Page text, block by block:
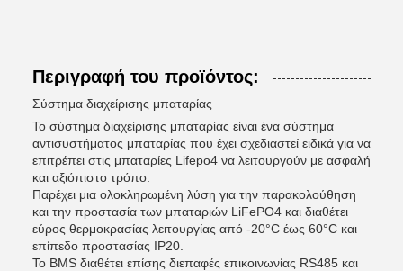
Περιγραφή του προϊόντος:
Σύστημα διαχείρισης μπαταρίας
Το σύστημα διαχείρισης μπαταρίας είναι ένα σύστημα
αντισυστήματος μπαταρίας που έχει σχεδιαστεί ειδικά για να
επιτρέπει στις μπαταρίες Lifepo4 να λειτουργούν με ασφαλή
και αξιόπιστο τρόπο.
Παρέχει μια ολοκληρωμένη λύση για την παρακολούθηση
και την προστασία των μπαταριών LiFePO4 και διαθέτει
εύρος θερμοκρασίας λειτουργίας από -20°C έως 60°C και
επίπεδο προστασίας IP20.
Το BMS διαθέτει επίσης διεπαφές επικοινωνίας RS485 και